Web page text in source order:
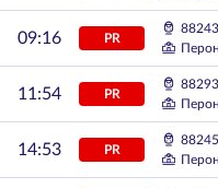
09:16 PR
11:54 PR
88293
14:53 PR
88245